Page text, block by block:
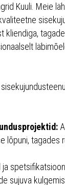
Kuuli. Meie
kliendiga,
lõpuni, tagades
sujuva